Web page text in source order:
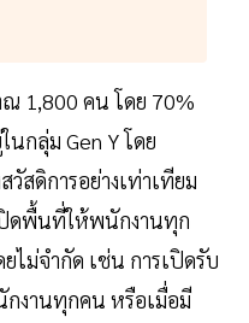
1,800 คน โดย 70%
กลุ่ม Gen Y โดย
สดิการอย่างเท่าเทียม
ปิดพื้นที่ให้พนักงานทุก
ไม่จำกัด เช่น การเปิดรับ
กงานทุกคน หรือเมื่อมี